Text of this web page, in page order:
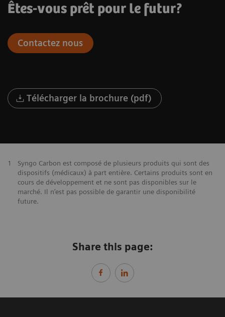
Êtes-vous prêt pour le futur?
Contactez nous
Télécharger la brochure (pdf)
1
Syngo Carbon est composé de plusieurs produits qui sont des
dispositifs (médicaux) à part entière. Certains produits sont en
cours de développement et ne sont pas disponibles sur le
marché. Il n’est pas possible de garantir une disponibilité
future.
Share this page: